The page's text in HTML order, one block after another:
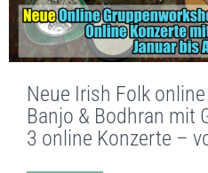
Neue Irish Folk
Banjo & Bodhran mit
3 online Konzerte –